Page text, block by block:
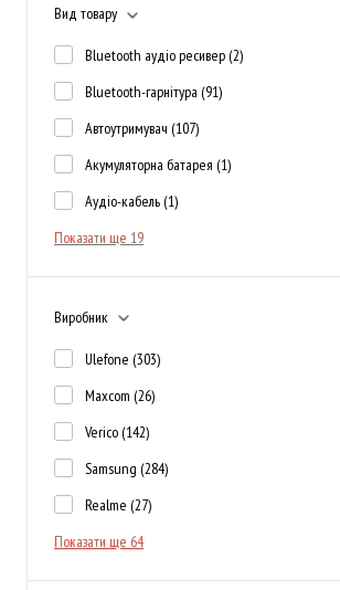
Вид товару
Bluetooth аудіо ресивер (2)
Bluetooth-гарнітура (91)
Автоутримувач (107)
Акумуляторна батарея (1)
Аудіо-кабель (1)
Показати ще 19
Виробник
Ulefone (303)
Maxcom (26)
Verico (142)
Samsung (284)
Realme (27)
Показати ще 64